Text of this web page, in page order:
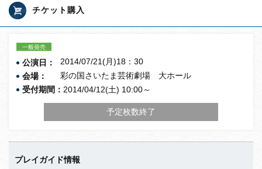
チケット購入
一般発売
公演日：
2014/07/21(月)18：30
会場：
彩の国さいたま芸術劇場 大ホール
受付期間： 2014/04/12(土) 10:00～
予定枚数終了
プレイガイド情報